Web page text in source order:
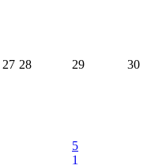
27 28 29 30
5
1